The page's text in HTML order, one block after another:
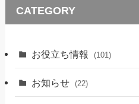
CATEGORY
お役立ち情報 (101)
お知らせ (22)